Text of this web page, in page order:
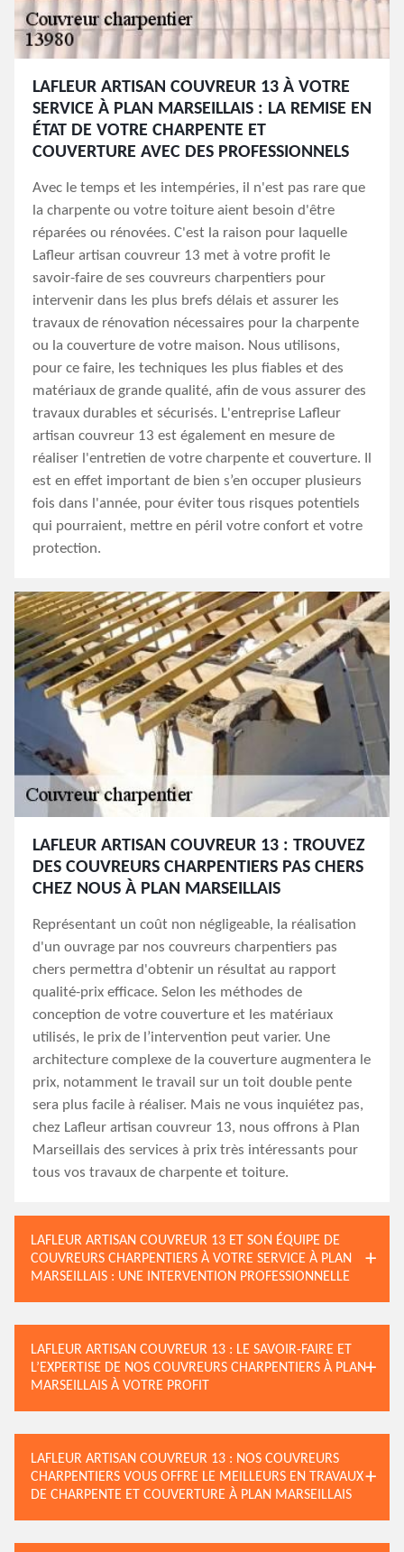
LAFLEUR ARTISAN COUVREUR 13 À VOTRE
SERVICE À PLAN MARSEILLAIS : LA REMISE EN
ÉTAT DE VOTRE CHARPENTE ET
COUVERTURE AVEC DES PROFESSIONNELS
Avec le temps et les intempéries, il n'est pas rare que
la charpente ou votre toiture aient besoin d'être
réparées ou rénovées. C'est la raison pour laquelle
Lafleur artisan couvreur 13 met à votre profit le
savoir-faire de ses couvreurs charpentiers pour
intervenir dans les plus brefs délais et assurer les
travaux de rénovation nécessaires pour la charpente
ou la couverture de votre maison. Nous utilisons,
pour ce faire, les techniques les plus fiables et des
matériaux de grande qualité, afin de vous assurer des
travaux durables et sécurisés. L'entreprise Lafleur
artisan couvreur 13 est également en mesure de
réaliser l'entretien de votre charpente et couverture. Il
est en effet important de bien s’en occuper plusieurs
fois dans l'année, pour éviter tous risques potentiels
qui pourraient, mettre en péril votre confort et votre
protection.
LAFLEUR ARTISAN COUVREUR 13 : TROUVEZ
DES COUVREURS CHARPENTIERS PAS CHERS
CHEZ NOUS À PLAN MARSEILLAIS
Représentant un coût non négligeable, la réalisation
d'un ouvrage par nos couvreurs charpentiers pas
chers permettra d'obtenir un résultat au rapport
qualité-prix efficace. Selon les méthodes de
conception de votre couverture et les matériaux
utilisés, le prix de l’intervention peut varier. Une
architecture complexe de la couverture augmentera le
prix, notamment le travail sur un toit double pente
sera plus facile à réaliser. Mais ne vous inquiétez pas,
chez Lafleur artisan couvreur 13, nous offrons à Plan
Marseillais des services à prix très intéressants pour
tous vos travaux de charpente et toiture.
LAFLEUR ARTISAN COUVREUR 13 ET SON ÉQUIPE DE
COUVREURS CHARPENTIERS À VOTRE SERVICE À PLAN
MARSEILLAIS : UNE INTERVENTION PROFESSIONNELLE
LAFLEUR ARTISAN COUVREUR 13 : LE SAVOIR-FAIRE ET
L’EXPERTISE DE NOS COUVREURS CHARPENTIERS À PLAN
MARSEILLAIS À VOTRE PROFIT
LAFLEUR ARTISAN COUVREUR 13 : NOS COUVREURS
CHARPENTIERS VOUS OFFRE LE MEILLEURS EN TRAVAUX
DE CHARPENTE ET COUVERTURE À PLAN MARSEILLAIS